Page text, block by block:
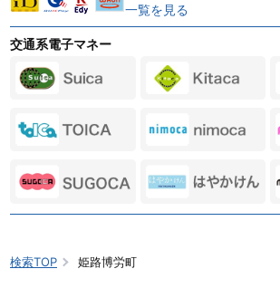
検索TOP 姫路博労町
一覧を見る
交通系電子マネー